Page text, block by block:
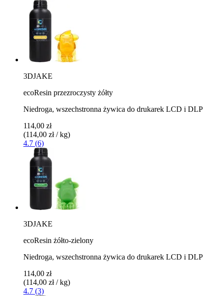
3DJAKE
ecoResin przezroczysty żółty
Niedroga, wszechstronna żywica do drukarek LCD i DLP
114,00 zł
(114,00 zł / kg)
4.7 (6)
3DJAKE
ecoResin żółto-zielony
Niedroga, wszechstronna żywica do drukarek LCD i DLP
114,00 zł
(114,00 zł / kg)
4.7 (3)